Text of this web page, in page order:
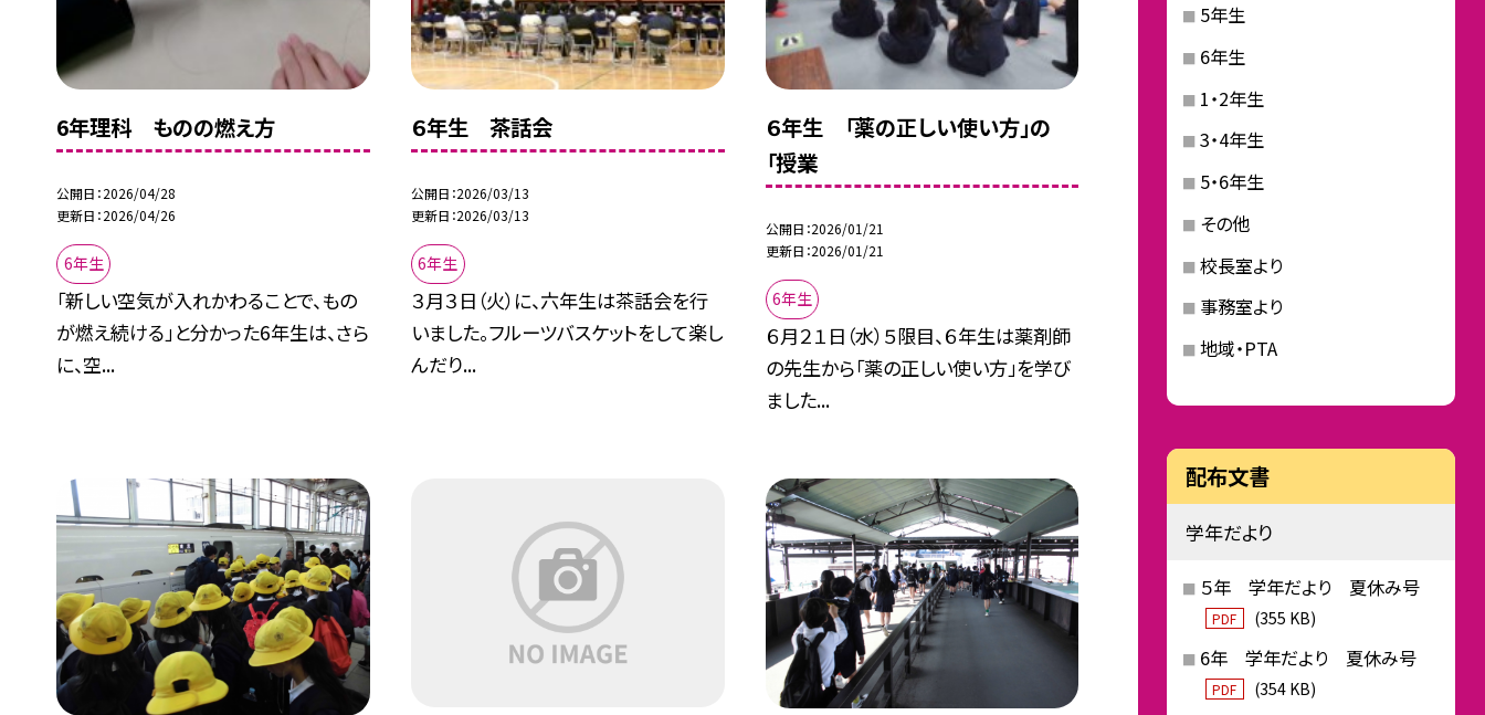
6年理科 ものの燃え方
公開日 2026/04/28
更新日 2026/04/26
6年生
「新しい空気が入れかわることで、もの
が燃え続ける」と分かった6年生は、さら
に、空...
６年生 茶話会
公開日 2026/03/13
更新日 2026/03/13
6年生
３月３日（火）に、六年生は茶話会を行
いました。フルーツバスケットをして楽し
んだり...
６年生 「薬の正しい使い方」の
「授業
公開日 2026/01/21
更新日 2026/01/21
6年生
６月２１日（水）５限目、６年生は薬剤師
の先生から「薬の正しい使い方」を学び
ました...
5年生
6年生
1・2年生
3・4年生
5・6年生
その他
校長室より
事務室より
地域・PTA
配布文書
学年だより
５年 学年だより 夏休み号
PDF (355 KB)
6年 学年だより 夏休み号
PDF (354 KB)